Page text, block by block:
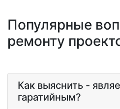
Популярные
ремонту
Как выяснить -
гаратийным?